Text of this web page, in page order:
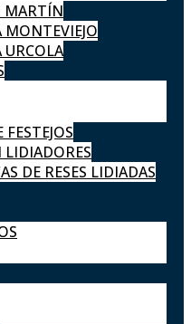
MARTÍN
MONTEVIEJO
URCOLA
LIDIADORES
DE RESES LIDIADAS